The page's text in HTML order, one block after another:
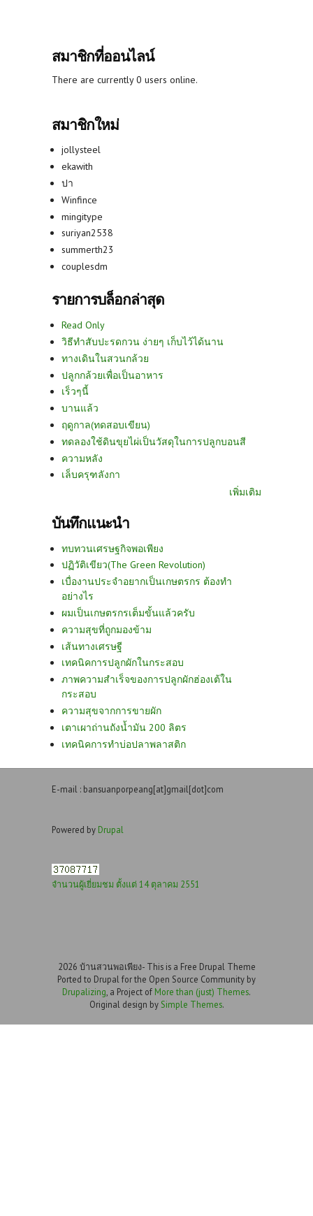
สมาชิกที่ออนไลน์
There are currently 0 users online.
สมาชิกใหม่
jollysteel
ekawith
ปา
Winfince
mingitype
suriyan2538
summerth23
couplesdm
รายการบล็อกล่าสุด
Read Only
วิธีทำสับปะรดกวน ง่ายๆ เก็บไว้ได้นาน
ทางเดินในสวนกล้วย
ปลูกกล้วยเพื่อเป็นอาหาร
เร็วๆนี้
บานแล้ว
ฤดูกาล(ทดสอบเขียน)
ทดลองใช้ดินขุยไผ่เป็นวัสดุในการปลูกบอนสี
ความหลัง
เล็บครุฑลังกา
เพิ่มเติม
บันทึกแนะนำ
ทบทวนเศรษฐกิจพอเพียง
ปฏิวัติเขียว(The Green Revolution)
เบื่องานประจำอยากเป็นเกษตรกร ต้องทำ
อย่างไร
ผมเป็นเกษตรกรเต็มขั้นแล้วครับ
ความสุขที่ถูกมองข้าม
เส้นทางเศรษฐี
เทคนิคการปลูกผักในกระสอบ
ภาพความสำเร็จของการปลูกผักฮ่องเต้ใน
กระสอบ
ความสุขจากการขายผัก
เตาเผาถ่านถังน้ำมัน 200 ลิตร
เทคนิคการทำบ่อปลาพลาสติก
E-mail : bansuanporpeang[at]gmail[dot]com
Powered by Drupal
จำนวนผู้เยี่ยมชม ตั้งแต่ 14 ตุลาคม 2551
2026 บ้านสวนพอเพียง- This is a Free Drupal Theme
Ported to Drupal for the Open Source Community by
Drupalizing , a Project of More than (just) Themes.
Original design by Simple Themes.